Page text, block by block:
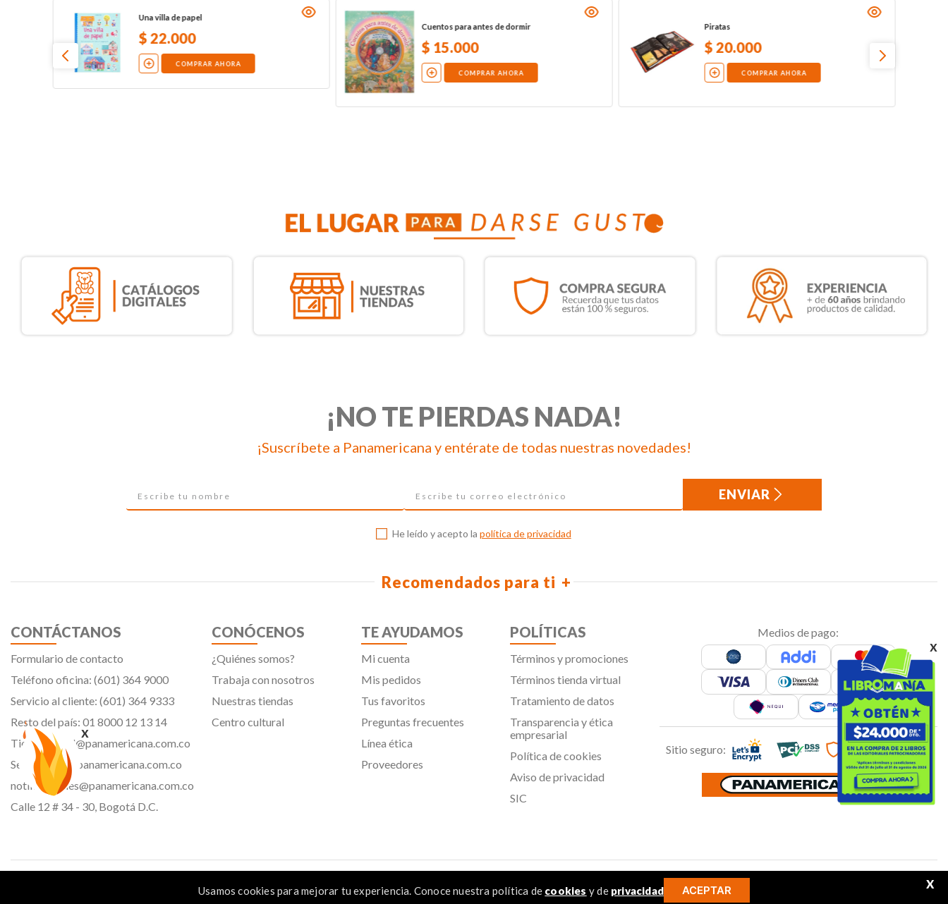
x
x
Usamos cookies para mejorar tu experiencia. Conoce nuestra política de cookies y de privacidad ACEPTAR X
Una villa de papel
$22.000
COMPRAR AHORA
Cuentos para antes de dormir
$ 15.000
COMPRAR AHORA
Piratas
$20.000
COMPRAR AHORA
¡NO TE PIERDAS NADA!
¡Suscríbete a Panamericana y entérate de todas nuestras novedades!
ENVIAR
He leído y acepto la política de privacidad
Recomendados para ti
CONTÁCTANOS
Formulario de contacto
Teléfono oficina: (601) 364 9000
Servicio al cliente: (601) 364 9333
Resto del país: 01 8000 12 13 14
Tiendavirtual@panamericana.com.co
Servicliente@panamericana.com.co
notificaciones@panamericana.com.co
Calle 12 # 34 - 30, Bogotá D.C.
CONÓCENOS
¿Quiénes somos?
Trabaja con nosotros
Nuestras tiendas
Centro cultural
TE AYUDAMOS
Mi cuenta
Mis pedidos
Tus favoritos
Preguntas frecuentes
Línea ética
Proveedores
POLÍTICAS
Términos y promociones
Términos tienda virtual
Tratamiento de datos
Transparencia y ética
empresarial
Política de cookies
Aviso de privacidad
SIC
Medios de pago:
Sitio seguro: